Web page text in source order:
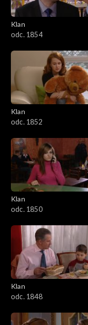
Klan
odc. 1854
Klan
odc. 1852
Klan
odc. 1850
Klan
odc. 1848